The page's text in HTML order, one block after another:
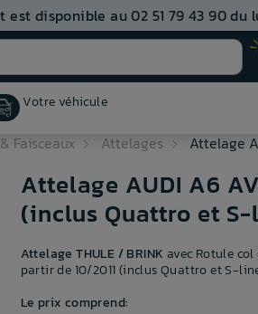
disponible au 02 51 79 43 90 du
Votre véhicule
Faisceaux Attelages
Attelage
Attelage AUDI A6
(inclus Quattro et
Attelage THULE / BRINK avec Rotule col
partir de 10/2011 (inclus Quattro et S-
Le prix comprend: